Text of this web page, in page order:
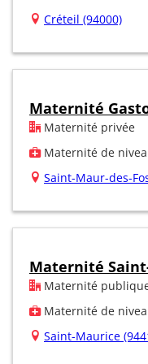
Créteil (94000)
Maternité
Maternité privée
Maternité de
Saint-Maur-des-
Maternité
Maternité
Maternité de
Saint-Maurice